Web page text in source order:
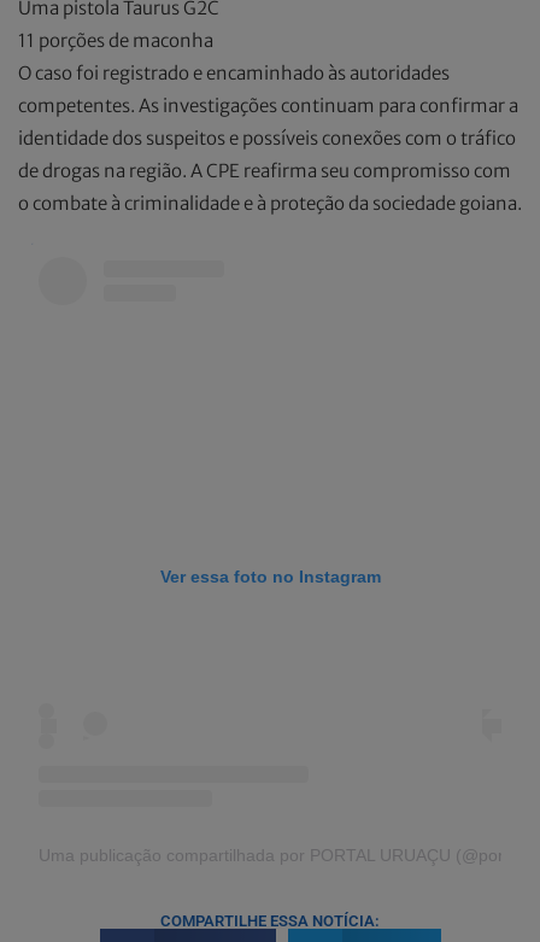
Uma pistola Taurus G2C
11 porções de maconha
O caso foi registrado e encaminhado às autoridades
competentes. As investigações continuam para confirmar a
identidade dos suspeitos e possíveis conexões com o tráfico
de drogas na região. A CPE reafirma seu compromisso com
o combate à criminalidade e à proteção da sociedade goiana.
Ver essa foto no Instagram
Uma publicação compartilhada por PORTAL URUAÇU
COMPARTILHE ESSA NOTÍCIA: